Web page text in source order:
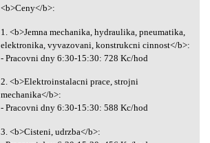
<b>Ceny</b>:
1. <b>Jemna mechanika, hydraulika, pneumatika,
elektronika, vyvazovani, konstrukcni cinnost</b>:
- Pracovni dny 6:30-15:30: 728 Kc/hod
2. <b>Elektroinstalacni prace, strojni
mechanika</b>:
- Pracovni dny 6:30-15:30: 588 Kc/hod
3. <b>Cisteni, udrzba</b>: